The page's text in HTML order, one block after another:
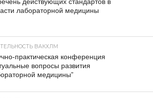
лабораторной медицины
ВАКХЛМ
практическая конференция
вопросы развития
медицины”